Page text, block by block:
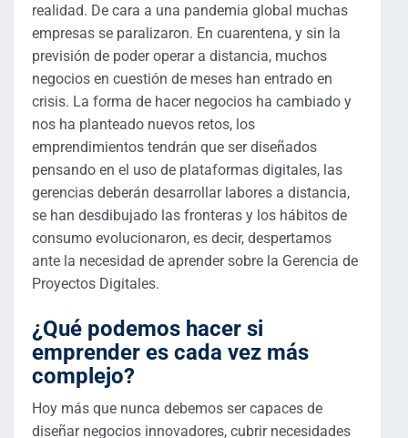
realidad. De cara a una pandemia global muchas
empresas se paralizaron. En cuarentena, y sin la
previsión de poder operar a distancia, muchos
negocios en cuestión de meses han entrado en
crisis. La forma de hacer negocios ha cambiado y
nos ha planteado nuevos retos, los
emprendimientos tendrán que ser diseñados
pensando en el uso de plataformas digitales, las
gerencias deberán desarrollar labores a distancia,
se han desdibujado las fronteras y los hábitos de
consumo evolucionaron, es decir, despertamos
ante la necesidad de aprender sobre la Gerencia de
Proyectos Digitales.
¿Qué podemos hacer si
emprender es cada vez más
complejo?
Hoy más que nunca debemos ser capaces de
diseñar negocios innovadores, cubrir necesidades